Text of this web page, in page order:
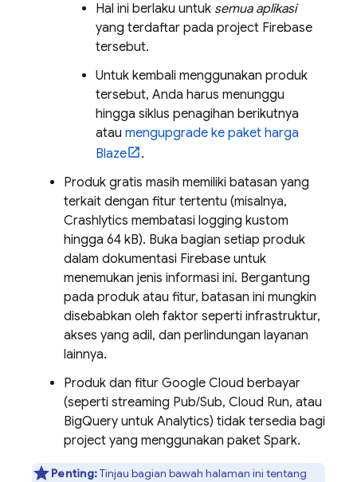
Hal ini berlaku untuk semua aplikasi
yang terdaftar pada project Firebase
tersebut.
Untuk kembali menggunakan produk
tersebut, Anda harus menunggu
hingga siklus penagihan berikutnya
atau mengupgrade ke paket harga
Blaze
.
Produk gratis masih memiliki batasan yang
terkait dengan fitur tertentu (misalnya,
Crashlytics membatasi logging kustom
hingga 64 kB). Buka bagian setiap produk
dalam dokumentasi Firebase untuk
menemukan jenis informasi ini. Bergantung
pada produk atau fitur, batasan ini mungkin
disebabkan oleh faktor seperti infrastruktur,
akses yang adil, dan perlindungan layanan
lainnya.
Produk dan fitur Google Cloud berbayar
(seperti streaming Pub/Sub, Cloud Run, atau
BigQuery untuk Analytics) tidak tersedia bagi
project yang menggunakan paket Spark.
Penting:Tinjau bagian bawah halaman ini tentang